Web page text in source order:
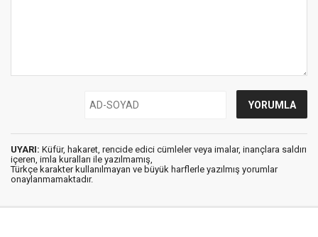
UYARI: Küfür, hakaret, rencide edici cümleler veya imalar, inançlara saldırı
içeren, imla kuralları ile yazılmamış,
Türkçe karakter kullanılmayan ve büyük harflerle yazılmış yorumlar
onaylanmamaktadır.